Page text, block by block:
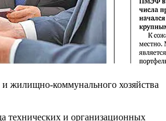
жилищно-коммунального хозяйства
технических и организационных